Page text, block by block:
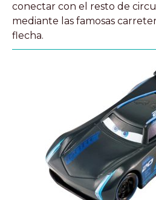
conectar con el resto de
mediante las famosas
flecha.